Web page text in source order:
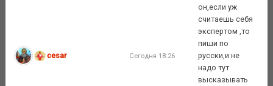
cesar Сегодня 18:26
он,если уж
считаешь себя
экспертом ,то
пиши по
русски,и не
надо тут
высказывать